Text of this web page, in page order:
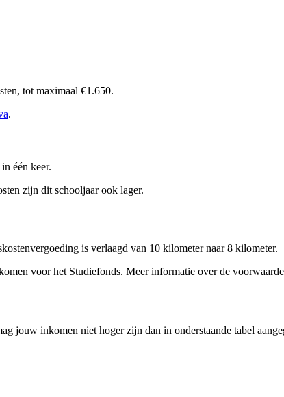
tot maximaal €1.650.
.
één keer.
zijn dit schooljaar ook lager.
is verlaagd van 10 kilometer naar 8 kilometer.
voor het Studiefonds. Meer informatie over de
jouw inkomen niet hoger zijn dan in onderstaande tabel